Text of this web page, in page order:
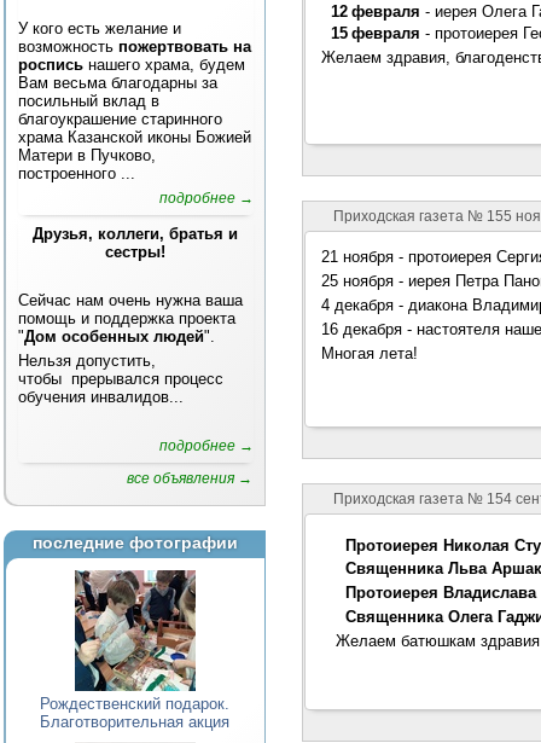
У кого есть желание и
возможность пожертвовать на
роспись нашего храма, будем
Вам весьма благодарны за
посильный вклад в
благоукрашение старинного
храма Казанской иконы Божией
Матери в Пучково,
построенного ...
подробнее →
Друзья, коллеги, братья и
сестры!
Сейчас нам очень нужна ваша
помощь и поддержка проекта
"Дом особенных людей".
Нельзя допустить,
чтобы прерывался процесс
обучения инвалидов...
подробнее →
все объявления →
последние фотографии
Рождественский подарок.
Благотворительная акция
12 февраля - иерея Олега
15 февраля - протоиерея
Желаем здравия,
Приходская газета № 155
21 ноября - протоиерея
25 ноября - иерея Петра
4 декабря - диакона
16 декабря - настоятеля
Многая лета!
Приходская газета № 154
Протоиерея Николая
Священника Льва
Протоиерея
Священника Олега
Желаем батюшкам